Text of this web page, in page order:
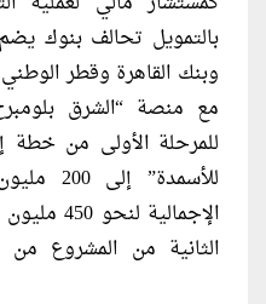
بالتمويل تحالف بنوك
وبنك القاهرة وقطر
مع منصة “الشرق
للمرحلة الأولى من خطة
الإجمالية
الثانية من المشروع من